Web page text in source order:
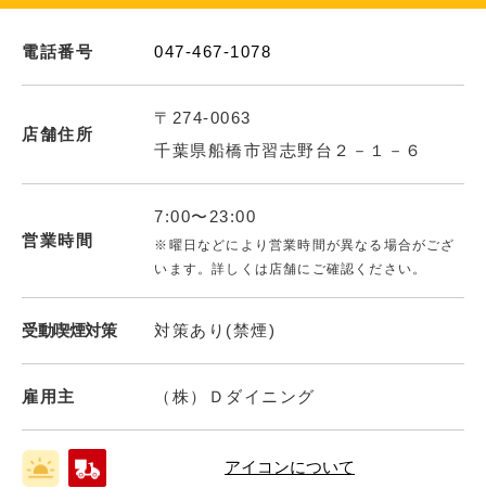
電話番号 047-467-1078
店舗住所
〒274-0063
千葉県船橋市習志野台２－１－６
営業時間
7:00〜23:00
※曜日などにより営業時間が異なる場合がござ
います。詳しくは店舗にご確認ください。
受動喫煙対策 対策あり(禁煙)
雇用主 （株）Ｄダイニング
アイコンについて